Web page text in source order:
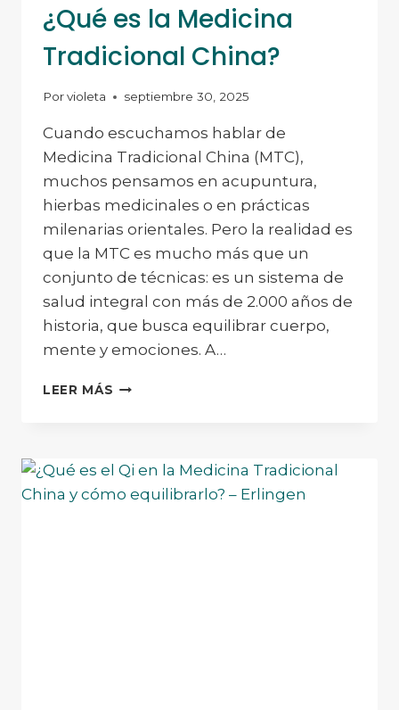
¿Qué es la Medicina
Tradicional China?
Porvioleta septiembre 30, 2025
Cuando escuchamos hablar de
Medicina Tradicional China (MTC),
muchos pensamos en acupuntura,
hierbas medicinales o en prácticas
milenarias orientales. Pero la realidad es
que la MTC es mucho más que un
conjunto de técnicas: es un sistema de
salud integral con más de 2.000 años de
historia, que busca equilibrar cuerpo,
mente y emociones. A…
LEER MÁS ¿QUÉ
TRADICIONAL
CHINA?